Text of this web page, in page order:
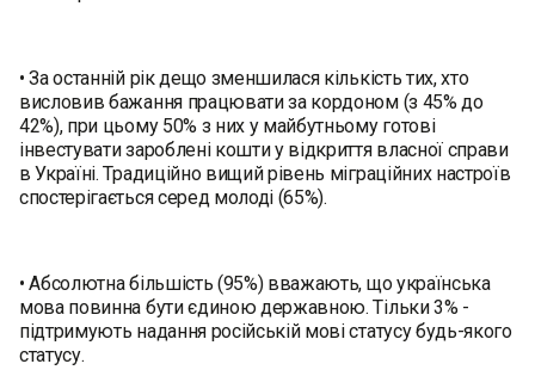
• За останній рік дещо зменшилася кількість тих, хто
висловив бажання працювати за кордоном (з 45% до
42%), при цьому 50% з них у майбутньому готові
інвестувати зароблені кошти у відкриття власної справи
в Україні. Традиційно вищий рівень міграційних настроїв
спостерігається серед молоді (65%).
• Абсолютна більшість (95%) вважають, що українська
мова повинна бути єдиною державною. Тільки 3% -
підтримують надання російській мові статусу будь-якого
статусу.